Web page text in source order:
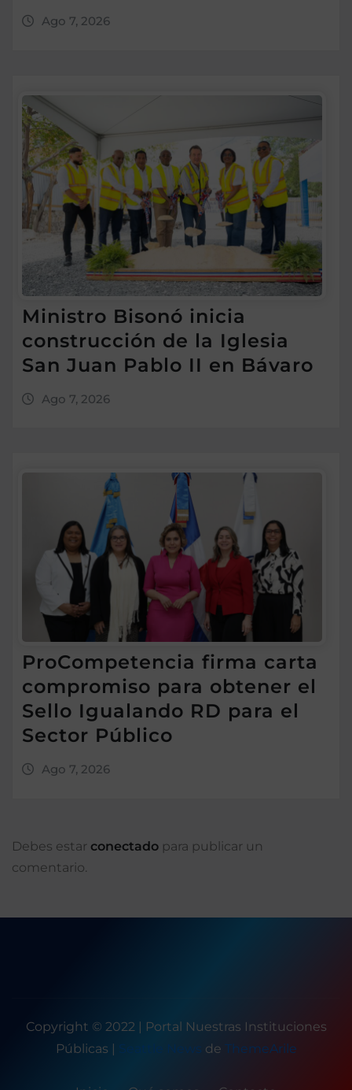
Ago 7, 2026
Ministro Bisonó inicia
construcción de la Iglesia
San Juan Pablo II en Bávaro
Ago 7, 2026
ProCompetencia firma carta
compromiso para obtener el
Sello Igualando RD para el
Sector Público
Ago 7, 2026
Debes estar conectado para publicar un
comentario.
Copyright © 2022 | Portal Nuestras Instituciones
Públicas | Seattle News de ThemeArile